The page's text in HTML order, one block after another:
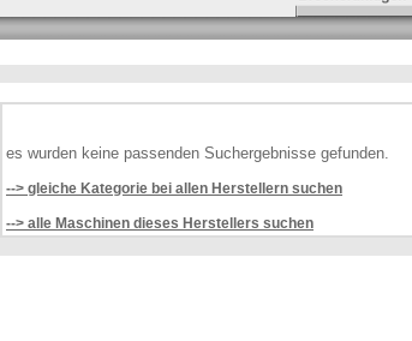
es wurden keine passenden Suchergebnisse gefunden.
--> gleiche Kategorie bei allen Herstellern suchen
--> alle Maschinen dieses Herstellers suchen